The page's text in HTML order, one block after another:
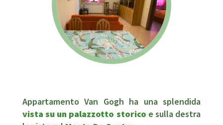
Appartamento Van Gogh ha una splendida
vista su un palazzotto storico e sulla destra